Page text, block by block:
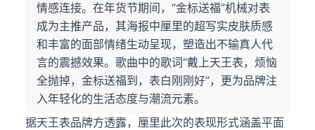
情感连接。在年货节期间，“金标送福”机械对表
成为主推产品，其海报中厘里的超写实皮肤质感
和丰富的面部情绪生动呈现，塑造出不输真人代
言的震撼效果。歌曲中的歌词“戴上天王表，烦恼
全抛掉，金标送福到，表白刚刚好”，更为品牌注
入年轻化的生活态度与潮流元素。
据天王表品牌方透露，厘里此次的表现形式涵盖平面